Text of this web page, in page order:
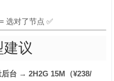
选对了节点 ✅
议
台 →2H2G 15M（¥238/